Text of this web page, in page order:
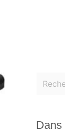
Dans